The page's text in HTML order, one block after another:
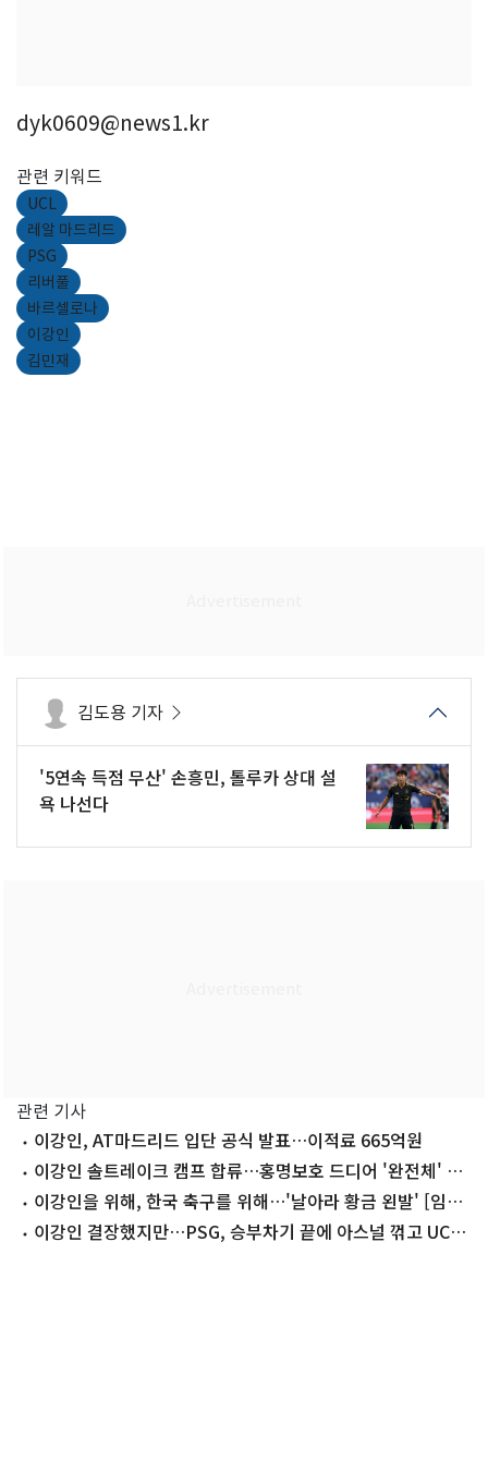
dyk0609@news1.kr
관련 키워드
UCL
레알 마드리드
PSG
리버풀
바르셀로나
이강인
김민재
김도용 기자
'5연속 득점 무산' 손흥민, 톨루카 상대 설
욕 나선다
관련 기사
이강인, AT마드리드 입단 공식 발표…이적료 665억원
이강인 솔트레이크 캠프 합류…홍명보호 드디어 '완전체' 훈
련 돌입
이강인을 위해, 한국 축구를 위해…'날아라 황금 왼발' [임성
일의 맥]
이강인 결장했지만…PSG, 승부차기 끝에 아스널 꺾고 UCL